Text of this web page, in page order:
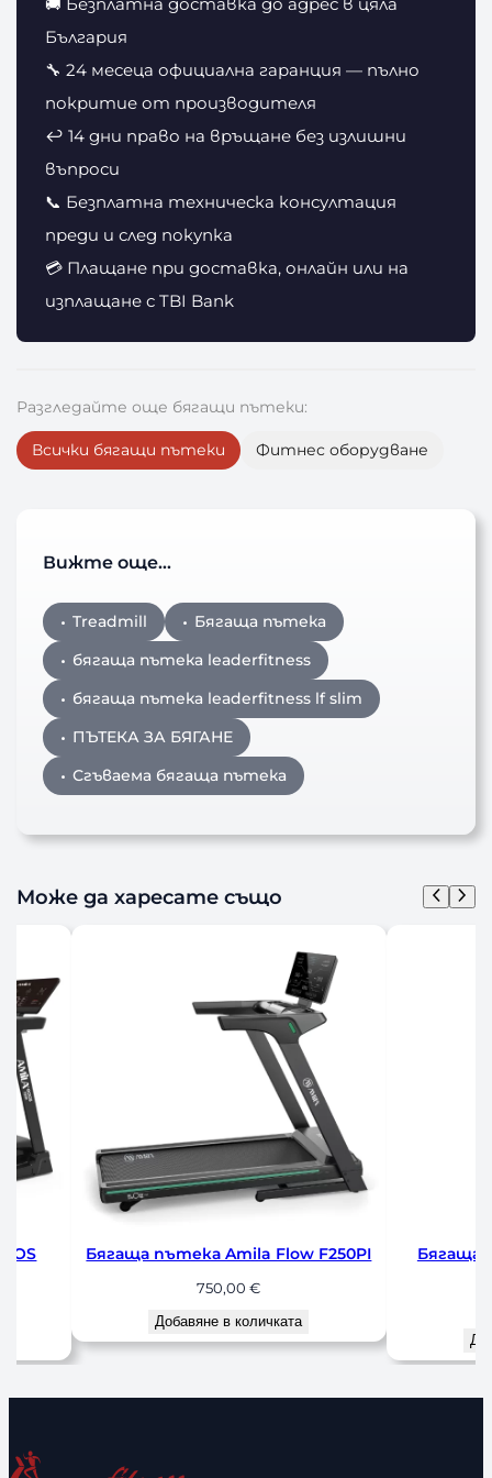
България
🔧 24 месеца официална гаранция — пълно
покритие от производителя
↩️ 14 дни право на връщане без излишни
въпроси
📞 Безплатна техническа консултация
преди и след покупка
💳 Плащане при доставка, онлайн или на
изплащане с TBI Bank
Разгледайте още бягащи пътеки:
Всички бягащи пътеки Фитнес оборудване
Вижте още…
Treadmill
Бягаща пътека
бягаща пътека leaderfitness
бягаща пътека leaderfitness lf slim
ПЪТЕКА ЗА БЯГАНЕ
Сгъваема бягаща пътека
Може да харесате също
Бягаща пътека Amila Flow F250PI
750,00€
Добавяне в количката
Бягаща